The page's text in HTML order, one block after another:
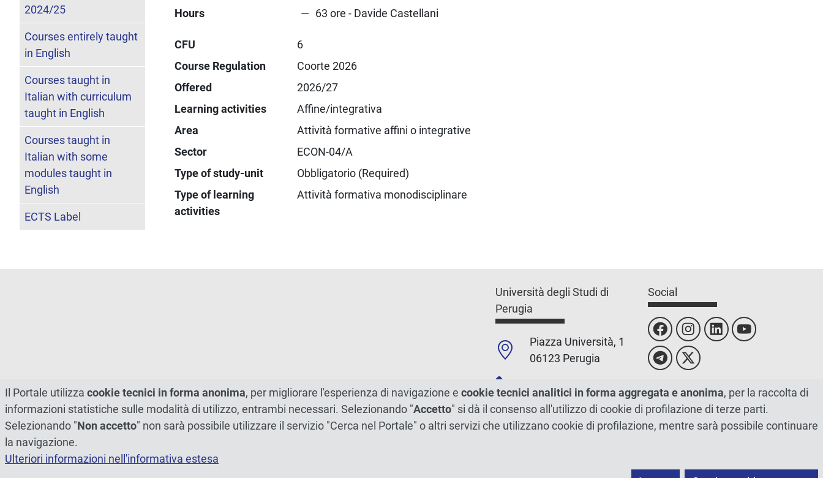
Hours 63 ore - Davide Castellani
CFU
6
Course Regulation
Coorte 2026
Offered
2026/27
Learning activities
Affine/integrativa
Area
Attività formative affini o integrative
Sector
ECON-04/A
Type of study-unit
Obbligatorio (Required)
Type of learning
activities
Attività formativa monodisciplinare
2024/25
Courses entirely taught
in English
Courses taught in
Italian with curriculum
taught in English
Courses taught in
Italian with some
modules taught in
English
ECTS Label
Università degli Studi di
Perugia
Piazza Università, 1
06123 Perugia
+39 0755851
C.F./P.Iva 00448820548
Social
Il Portale utilizza cookie tecnici in forma anonima, per migliorare l'esperienza di navigazione e cookie tecnici analitici in forma aggregata e anonima, per la raccolta di
informazioni statistiche sulle modalità di utilizzo, entrambi necessari. Selezionando "Accetto" si dà il consenso all'utilizzo di cookie di profilazione di terze parti.
Selezionando "Non accetto" non sarà possibile utilizzare il servizio "Cerca nel Portale" o altri servizi che utilizzano cookie di profilazione, mentre sarà possibile continuare
la navigazione.
Ulteriori informazioni nell'informativa estesa